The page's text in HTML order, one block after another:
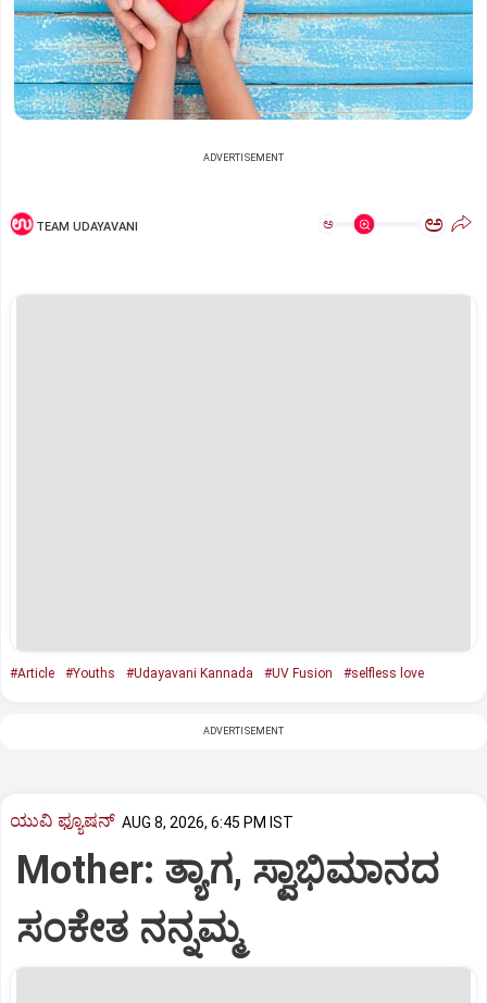
ADVERTISEMENT
TEAM UDAYAVANI ಅ ಅ
#Article #Youths #Udayavani Kannada #UV Fusion #selfless love
ADVERTISEMENT
ಯುವಿ ಫ್ಯೂಷನ್ AUG 8, 2026, 6:45 PM IST
Mother: ತ್ಯಾಗ, ಸ್ವಾಭಿಮಾನದ
ಸಂಕೇತ ನನ್ನಮ್ಮ